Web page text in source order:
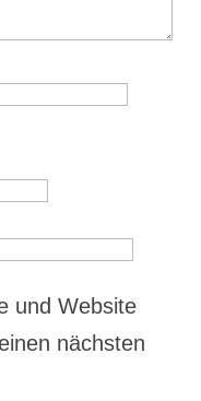
und Website
nächsten